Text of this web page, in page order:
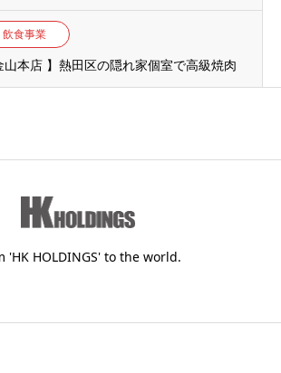
飲食事業
山本店 】熱田区の隠れ家個室で高級焼肉
'HK HOLDINGS' to the world.